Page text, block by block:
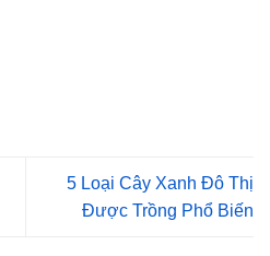
5 Loại Cây Xanh Đô Thị
Được Trồng Phổ Biến